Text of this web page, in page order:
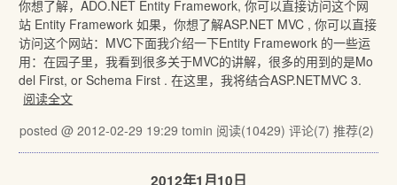
你想了解，ADO.NET Entity Framework, 你可以直接访问这个网
站 Entity Framework 如果，你想了解ASP.NET MVC , 你可以直接
访问这个网站：MVC下面我介绍一下Entity Framework 的一些运
用：在园子里，我看到很多关于MVC的讲解，很多的用到的是Mo
del First, or Schema First . 在这里，我将结合ASP.NETMVC 3.
阅读全文
posted @ 2012-02-29 19:29 tomin 阅读(10429) 评论(7) 推荐(2)
2012年1月10日